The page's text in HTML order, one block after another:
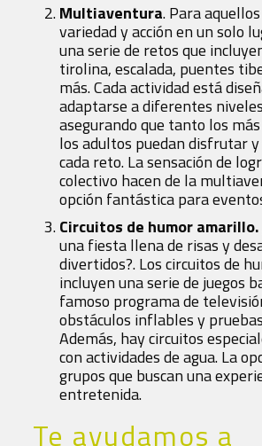
Multiaventura. Para
variedad y acción en un solo
una serie de retos que
tirolina, escalada, puentes
más. Cada actividad está
adaptarse a diferentes
asegurando que tanto los
los adultos puedan disfrutar
cada reto. La sensación de
colectivo hacen de la
opción fantástica para
Circuitos de humor amarillo.
una fiesta llena de risas y
divertidos?. Los circuitos de
incluyen una serie de juegos
famoso programa de
obstáculos inflables y
Además, hay circuitos
con actividades de agua. La
grupos que buscan una
entretenida.
Te ayudamos a